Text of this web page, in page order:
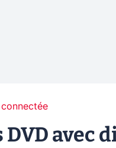
connectée
avec